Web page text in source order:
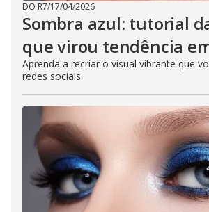
DO R7/17/04/2026
Sombra azul: tutorial
que virou tendência
Aprenda a recriar o visual vibrante que
redes sociais